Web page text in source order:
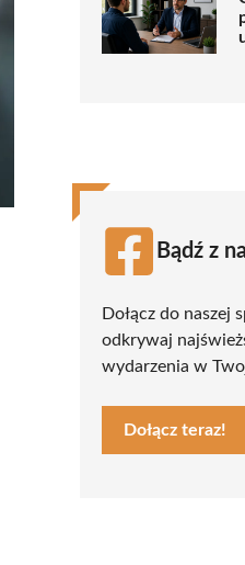
Bądź z
Dołącz do naszej
odkrywaj
wydarzenia w
Dołącz teraz!